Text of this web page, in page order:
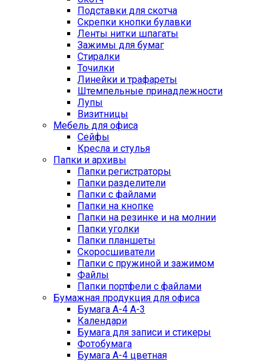
Подставки для скотча
Скрепки кнопки булавки
Ленты нитки шпагаты
Зажимы для бумаг
Стиралки
Точилки
Линейки и трафареты
Штемпельные принадлежности
Лупы
Визитницы
Мебель для офиса
Сейфы
Кресла и стулья
Папки и архивы
Папки регистраторы
Папки разделители
Папки с файлами
Папки на кнопке
Папки на резинке и на молнии
Папки уголки
Папки планшеты
Скоросшиватели
Папки с пружиной и зажимом
Файлы
Папки портфели с файлами
Бумажная продукция для офиса
Бумага А-4 А-3
Календари
Бумага для записи и стикеры
Фотобумага
Бумага А-4 цветная